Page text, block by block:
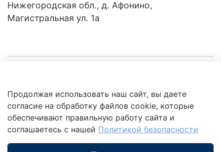
Клиентам
Это интересно
Нижегородская обл., д. Афонино,
Магистральная ул. 1а
Продолжая использовать наш сайт, вы даете
согласие на обработку файлов cookie, которые
обеспечивают правильную работу сайта и
соглашаетесь с нашей Политикой безопасности
обработки